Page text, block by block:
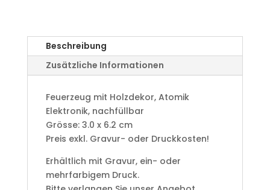
Beschreibung
Zusätzliche Informationen
Feuerzeug mit Holzdekor, Atomik
Elektronik, nachfüllbar
Grösse: 3.0 x 6.2 cm
Preis exkl. Gravur- oder Druckkosten!
Erhältlich mit Gravur, ein- oder
mehrfarbigem Druck.